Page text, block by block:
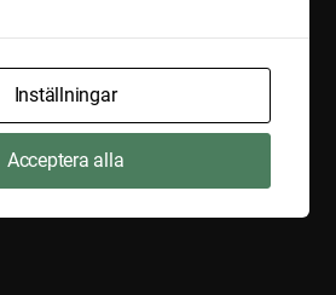
Inställningar
Acceptera alla